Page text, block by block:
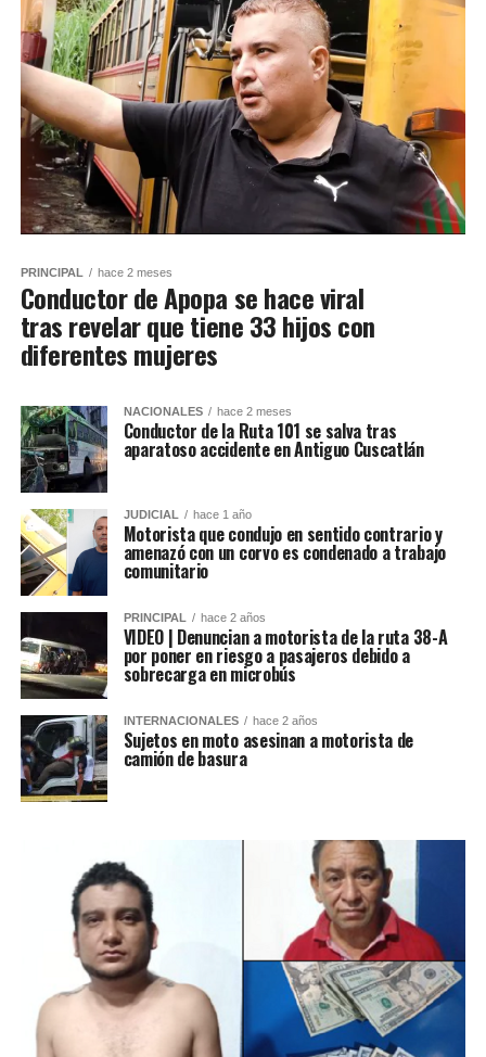
PRINCIPAL hace 2 meses
Conductor de Apopa se hace viral
tras revelar que tiene 33 hijos con
diferentes mujeres
NACIONALES hace 2 meses
Conductor de la Ruta 101 se salva tras
aparatoso accidente en Antiguo Cuscatlán
JUDICIAL hace 1 año
Motorista que condujo en sentido contrario y
amenazó con un corvo es condenado a trabajo
comunitario
PRINCIPAL hace 2 años
VIDEO | Denuncian a motorista de la ruta 38-A
por poner en riesgo a pasajeros debido a
sobrecarga en microbús
INTERNACIONALES hace 2 años
Sujetos en moto asesinan a motorista de
camión de basura